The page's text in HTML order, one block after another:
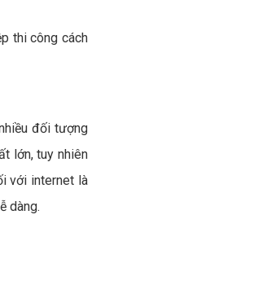
thi công cách
đối tượng
lớn, tuy nhiên
với internet là
dàng.